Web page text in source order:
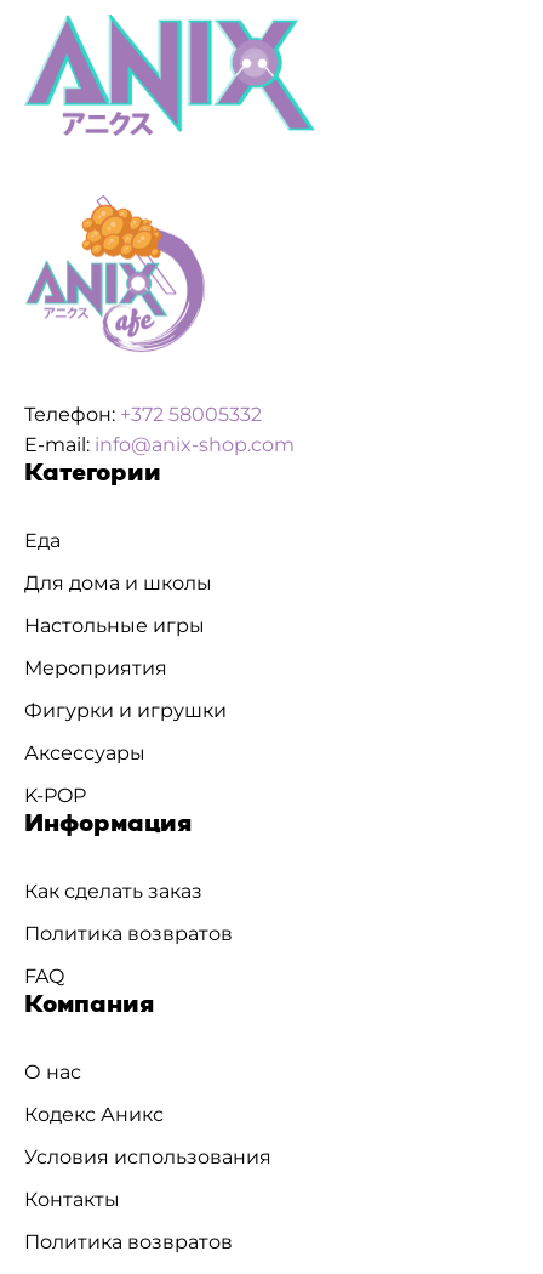
Телефон: +372 58005332
E-mail: info@anix-shop.com
Категории
Еда
Для дома и школы
Настольные игры
Мероприятия
Фигурки и игрушки
Аксессуары
K-POP
Информация
Как сделать заказ
Политика возвратов
FAQ
Компания
О нас
Кодекс Аникс
Условия использования
Контакты
Политика возвратов